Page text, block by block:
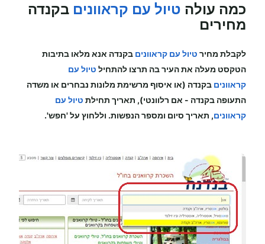
כמה עולה טיול עם קראוונים בקנדה
מחירים
לקבלת מחיר טיול עם קראוונים בקנדה אנא מלאו בתיבות
הטקסט מעלה את העיר בה תרצו להתחיל טיול עם
קראוונים בקנדה (או איסוף מרשימת מלונות נבחרים או משדה
התעופה בקנדה - אם רלוונטי), תאריך תחילת טיול עם
קראוונים, תאריך סיום ומספר הנפשות. וללחוץ על 'חפש'.